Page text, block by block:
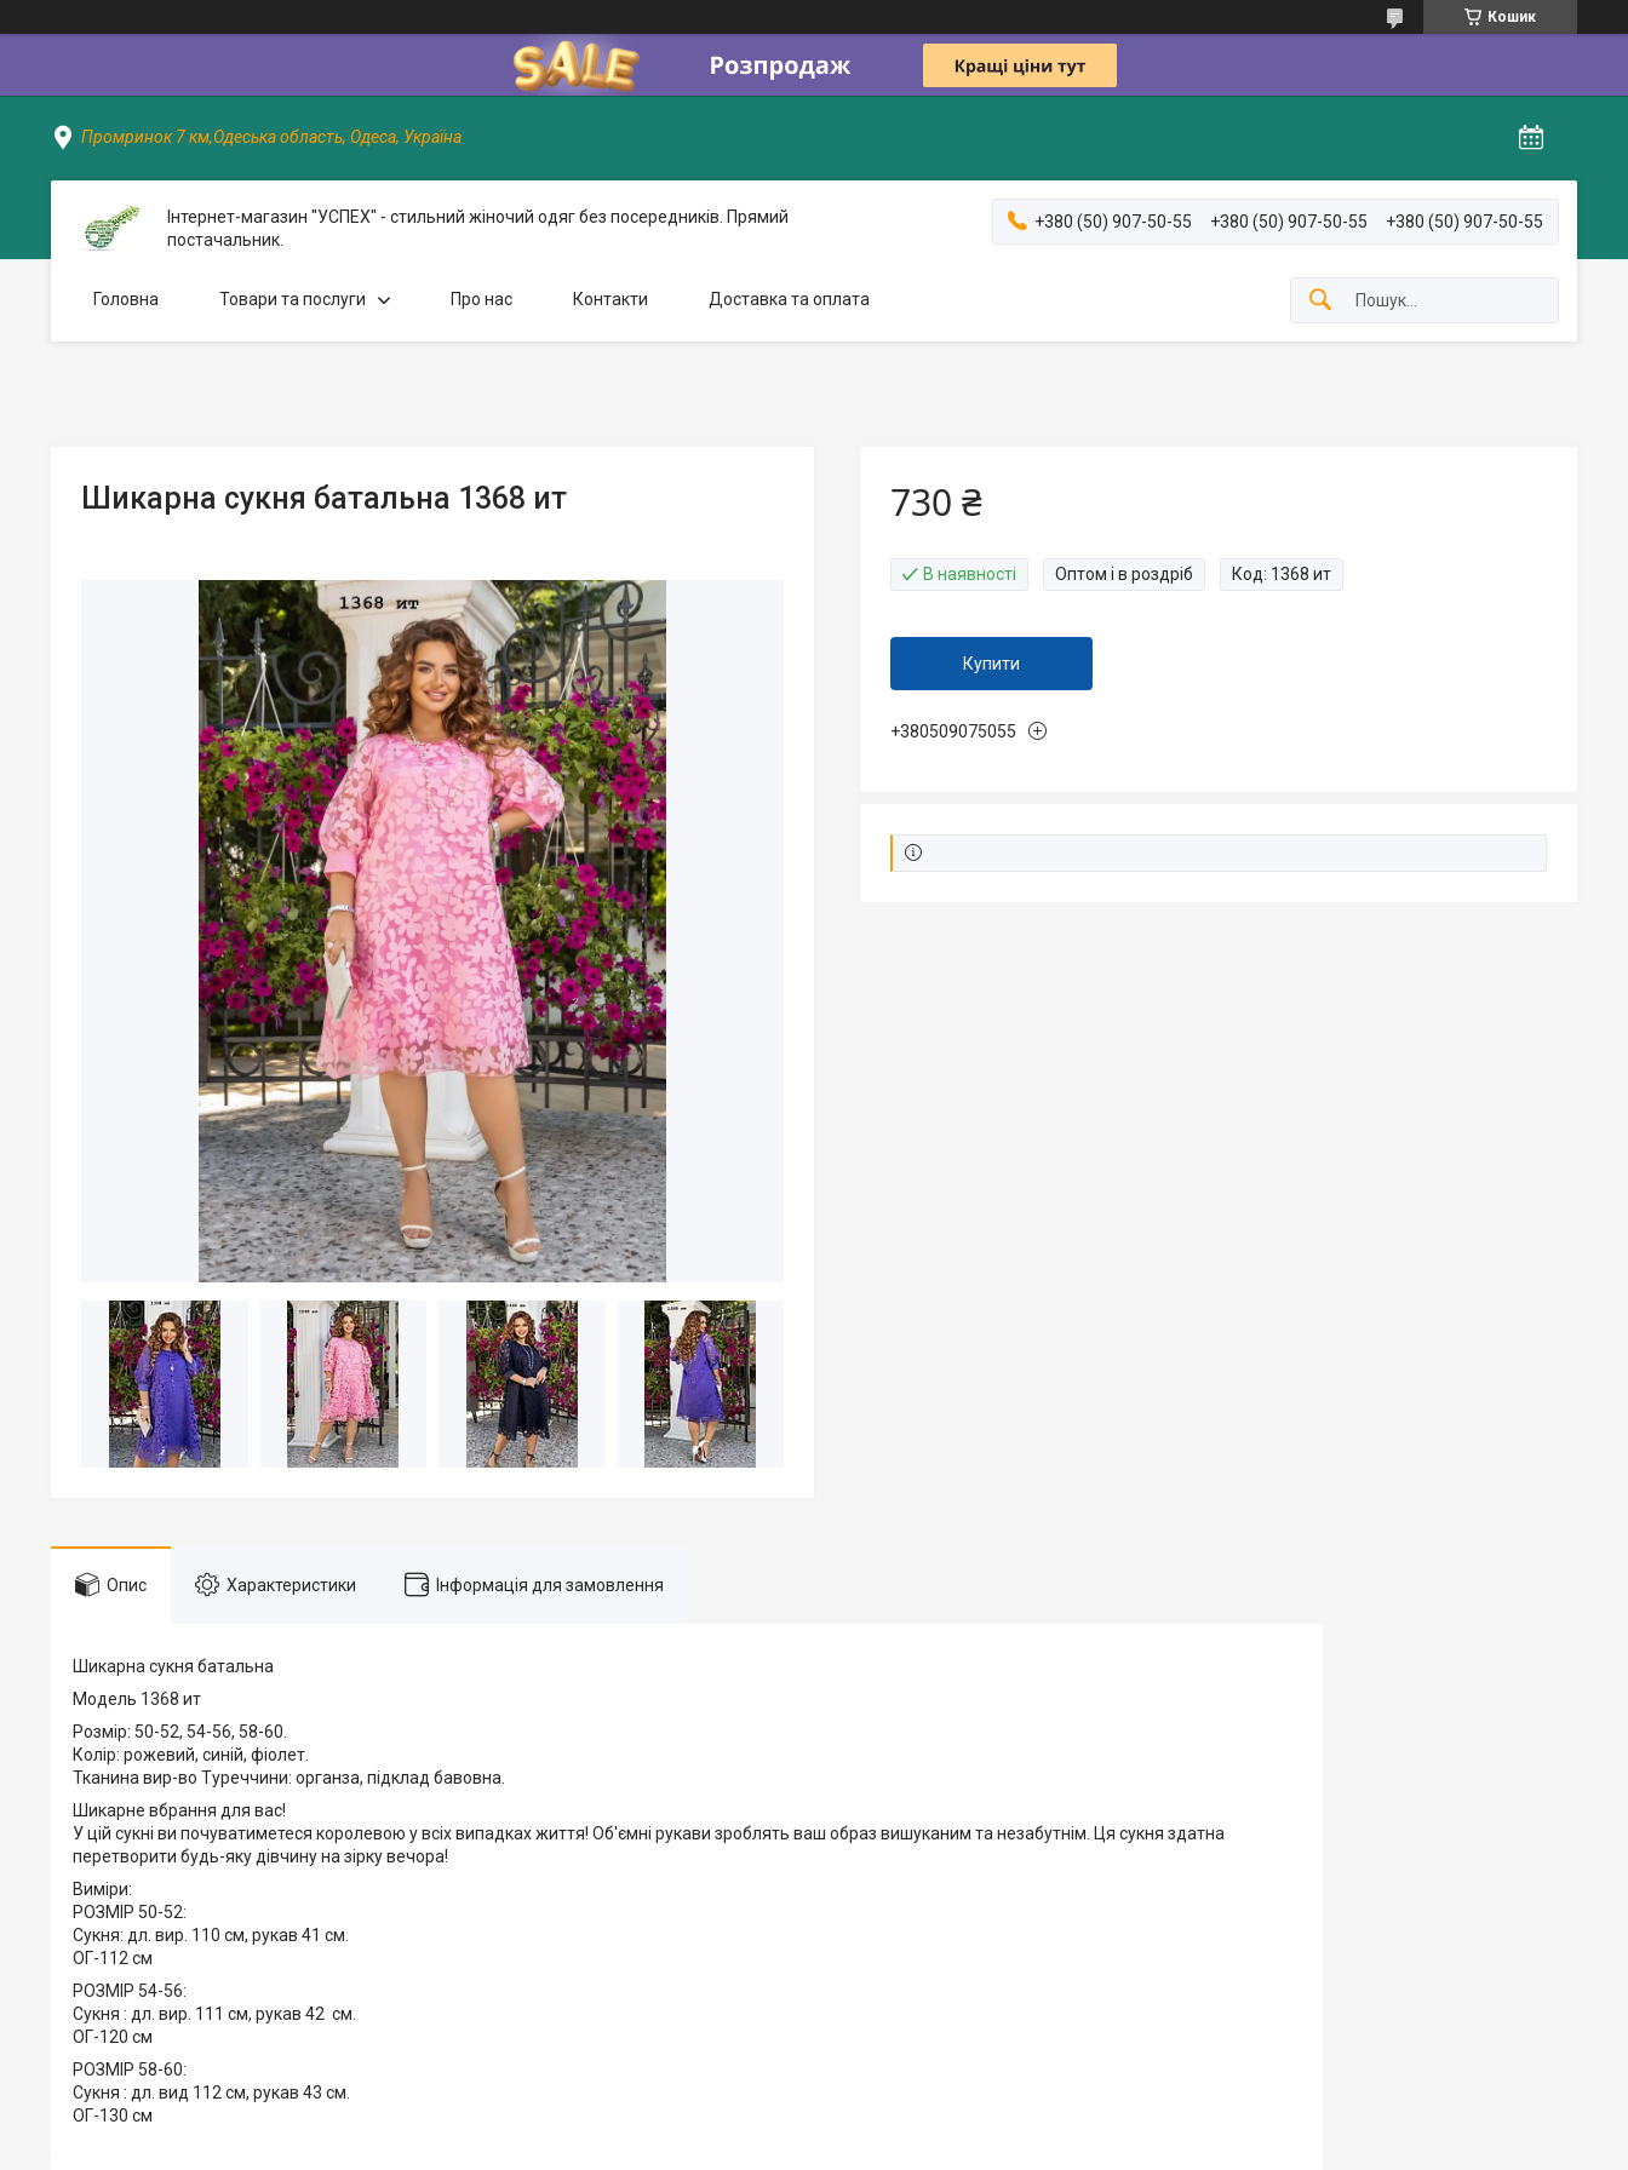
Кошик
Промринок 7 км,Одеська область, Одеса, Україна
Інтернет-магазин "УСПЕХ" - стильний жіночий одяг без посередників. Прямий
постачальник.
+380 (50) 907-50-55 +380 (50) 907-50-55 +380 (50) 907-50-55
Головна Товари та послуги Про нас Контакти Доставка та оплата
Шикарна сукня батальна 1368 ит 730 ₴
В наявності Оптом і в роздріб Код: 1368 ит
Купити
+380509075055
Опис Характеристики Інформація для замовлення
Шикарна сукня батальна
Модель 1368 ит
Розмір: 50-52, 54-56, 58-60.
Колір: рожевий, синій, фіолет.
Тканина вир-во Туреччини: органза, підклад бавовна.
Шикарне вбрання для вас!
У цій сукні ви почуватиметеся королевою у всіх випадках життя! Об'ємні рукави зроблять ваш образ вишуканим та незабутнім. Ця сукня здатна
перетворити будь-яку дівчину на зірку вечора!
Виміри:
РОЗМІР 50-52:
Сукня: дл. вир. 110 см, рукав 41 см.
ОГ-112 см
РОЗМІР 54-56:
Сукня : дл. вир. 111 см, рукав 42 см.
ОГ-120 см
РОЗМІР 58-60:
Сукня : дл. вид 112 см, рукав 43 см.
ОГ-130 см